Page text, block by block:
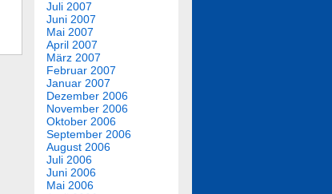
Juli 2007
Juni 2007
Mai 2007
April 2007
März 2007
Februar 2007
Januar 2007
Dezember 2006
November 2006
Oktober 2006
September 2006
August 2006
Juli 2006
Juni 2006
Mai 2006